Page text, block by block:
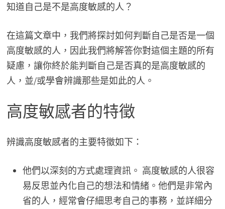
知道自己是不是高度敏感的人？
在這篇文章中，我們將探討如何判斷自己是否是一個
高度敏感的人，因此我們將解答你對這個主題的所有
疑慮，讓你終於能判斷自己是否真的是高度敏感的
人，並/或學會辨識那些是如此的人。
高度敏感者的特徵
辨識高度敏感者的主要特徵如下：
他們以深刻的方式處理資訊。 高度敏感的人很容
易反思並內化自己的想法和情緒。他們是非常內
省的人，經常會仔細思考自己的事務，並詳細分